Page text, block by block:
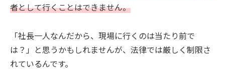
者として行くことはできません。
「社長一人なんだから、現場に行くのは当たり前で
は？」と思うかもしれませんが、法律では厳しく制限さ
れているんです。